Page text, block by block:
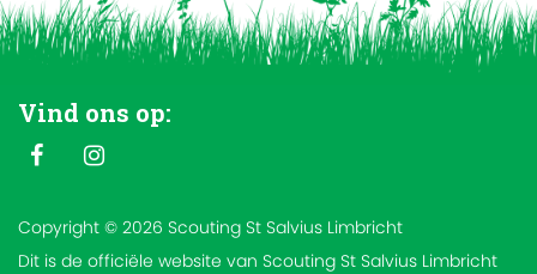
Vind ons op:
Copyright © 2026 Scouting St Salvius Limbricht
Dit is de officiële website van Scouting St Salvius Limbricht